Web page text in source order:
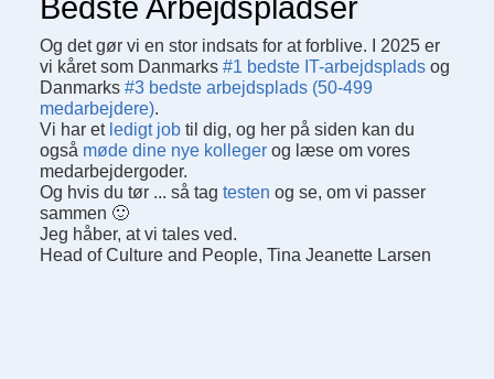
Bedste Arbejds­pladser
Og det gør vi en stor indsats for at forblive. I 2025 er
vi kåret som Danmarks #1 bedste IT-arbejdsplads og
Danmarks #3 bedste arbejdsplads (50-499
medarbejdere).
Vi har et ledigt job til dig, og her på siden kan du
også møde dine nye kolleger og læse om vores
medarbejdergoder.
Og hvis du tør ... så tag testen og se, om vi passer
sammen 🙂
Jeg håber, at vi tales ved.
Head of Culture and People, Tina Jeanette Larsen